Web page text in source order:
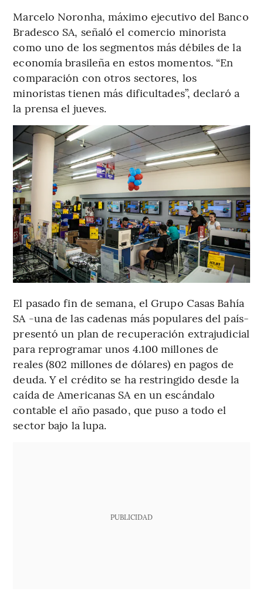
Marcelo Noronha, máximo ejecutivo del Banco
Bradesco SA, señaló el comercio minorista
como uno de los segmentos más débiles de la
economía brasileña en estos momentos. “En
comparación con otros sectores, los
minoristas tienen más dificultades”, declaró a
la prensa el jueves.
El pasado fin de semana, el Grupo Casas Bahía
SA -una de las cadenas más populares del país-
presentó un plan de recuperación extrajudicial
para reprogramar unos 4.100 millones de
reales (802 millones de dólares) en pagos de
deuda. Y el crédito se ha restringido desde la
caída de Americanas SA en un escándalo
contable el año pasado, que puso a todo el
sector bajo la lupa.
PUBLICIDAD